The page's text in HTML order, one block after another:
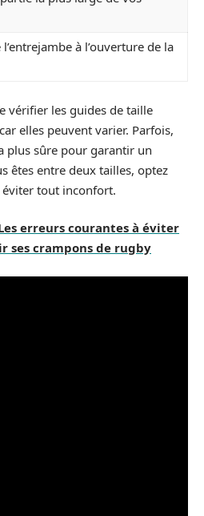
à l’ouverture de la
vérifier les guides de taille
elles peuvent varier. Parfois,
plus sûre pour garantir un
êtes entre deux tailles, optez
tout inconfort.
erreurs courantes à éviter
ses crampons de rugby